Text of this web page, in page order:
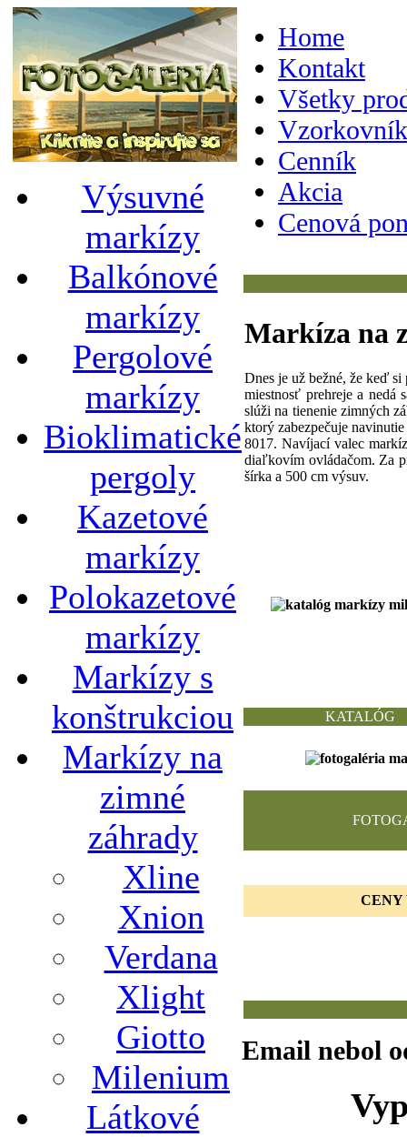
Výsuvné
markízy
Balkónové
markízy
Pergolové
markízy
Bioklimatické
pergoly
Kazetové
markízy
Polokazetové
markízy
Markízy s
konštrukciou
Markízy na
zimné
záhrady
Xline
Xnion
Verdana
Xlight
Giotto
Milenium
Látkové
Home
Kontakt
Všetky
Cenník
Akcia
Cenová
Markíza na
Dnes je už bežné, že keď
miestnosť prehreje a nedá
slúži na tienenie zimných
ktorý zabezpečuje
8017. Navíjací valec
diaľkovím ovládačom. Za
šírka a 500 cm výsuv.
KATALÓG
CENY
Email nebol